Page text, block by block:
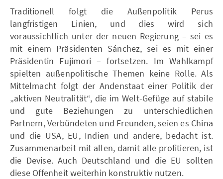
Traditionell folgt die Außenpolitik Perus
langfristigen Linien, und dies wird sich
voraussichtlich unter der neuen Regierung – sei es
mit einem Präsidenten Sánchez, sei es mit einer
Präsidentin Fujimori – fortsetzen. Im Wahlkampf
spielten außenpolitische Themen keine Rolle. Als
Mittelmacht folgt der Andenstaat einer Politik der
„aktiven Neutralität“, die im Welt-Gefüge auf stabile
und gute Beziehungen zu unterschiedlichen
Partnern, Verbündeten und Freunden, seien es China
und die USA, EU, Indien und andere, bedacht ist.
Zusammenarbeit mit allen, damit alle profitieren, ist
die Devise. Auch Deutschland und die EU sollten
diese Offenheit weiterhin konstruktiv nutzen.